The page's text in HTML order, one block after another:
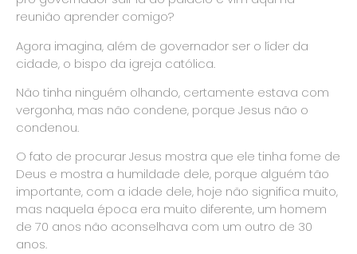
reunião aprender comigo?
Agora imagina, além de governador ser o líder da
cidade, o bispo da igreja católica.
Não tinha ninguém olhando, certamente estava com
vergonha, mas não condene, porque Jesus não o
condenou.
O fato de procurar Jesus mostra que ele tinha fome de
Deus e mostra a humildade dele, porque alguém tão
importante, com a idade dele, hoje não significa muito,
mas naquela época era muito diferente, um homem
de 70 anos não aconselhava com um outro de 30
anos.